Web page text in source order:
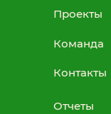
Проекты
Команда
Контакты
Отчеты